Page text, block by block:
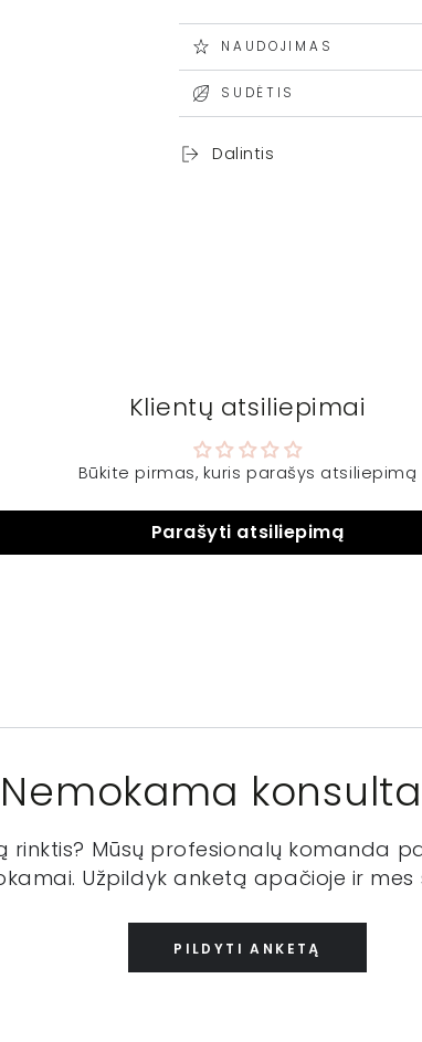
NAUDOJIMAS
SUDĖTIS
Dalintis
Klientų atsiliepimai
Būkite pirmas, kuris parašys atsiliepimą
Parašyti atsiliepimą
Nemokama
rinktis? Mūsų profesionalų komanda
Užpildyk anketą apačioje ir mes
PILDYTI ANKETĄ